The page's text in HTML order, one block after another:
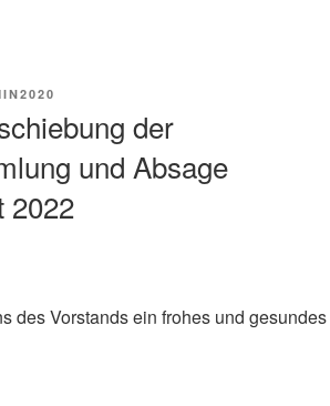
der
und Absage
2022
des Vorstands ein frohes und